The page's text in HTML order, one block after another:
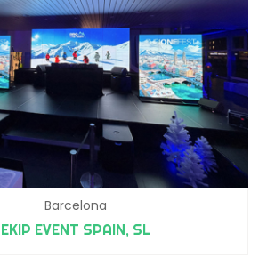
Barcelona
EKIP EVENT SPAIN, SL